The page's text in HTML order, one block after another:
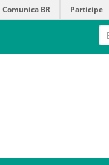
Comunica BR Participe